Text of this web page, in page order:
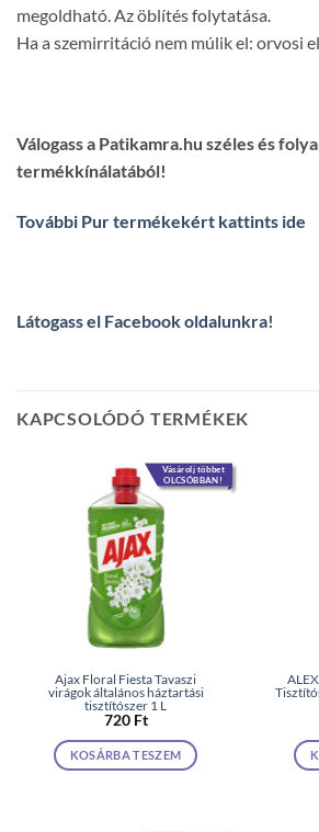
megoldható. Az öblítés folytatása.
Ha a szemirritáció nem múlik el: orvosi
Válogass a Patikamra.hu széles és
termékkínálatából!
További Pur termékekért kattints ide
Látogass el Facebook oldalunkra!
KAPCSOLÓDÓ TERMÉKEK
Vásárolj többet
OLCSÓBBAN!
Ajax Floral Fiesta Tavaszi
virágok általános háztartási
tisztítószer 1 L
720 Ft
KOSÁRBA TESZEM